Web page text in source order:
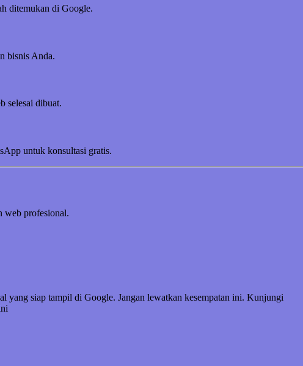
ditemukan di Google.
bisnis Anda.
selesai dibuat.
untuk konsultasi gratis.
web profesional.
yang siap tampil di Google. Jangan lewatkan kesempatan ini. Kunjungi